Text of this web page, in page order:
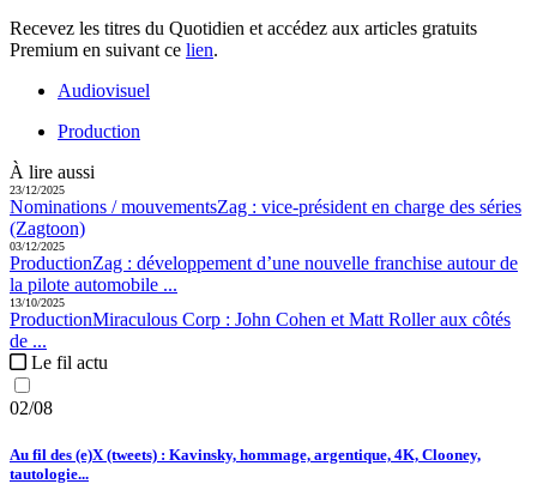
Recevez les titres du Quotidien et accédez aux articles gratuits
Premium en suivant ce lien.
Audiovisuel
Production
À lire aussi
23/12/2025
Nominations / mouvementsZag : vice-président en charge des séries
(Zagtoon)
03/12/2025
ProductionZag : développement d’une nouvelle franchise autour de
la pilote automobile ...
13/10/2025
ProductionMiraculous Corp : John Cohen et Matt Roller aux côtés
de ...
Le fil actu
02/08
Au fil des (e)X (tweets) : Kavinsky, hommage, argentique, 4K, Clooney,
tautologie...